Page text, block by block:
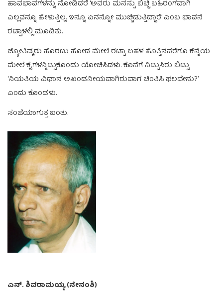
ಹಾವಭಾವಗಳನ್ನು ನೋಡಿದರೆ ‘ಅವರು ಮನಸ್ಸು ಬಿಚ್ಚಿ ಬಹಿರಂಗವಾಗಿ
ಎಲ್ಲವನ್ನೂ ಹೇಳುತ್ತಿಲ್ಲ. ಇನ್ನೂ ಏನನ್ನೋ ಮುಚ್ಚಿಡುತ್ತಿದ್ದಾರೆ’ ಎಂಬ ಭಾವನೆ
ರಟ್ಟಾಳಲ್ಲಿ ಮೂಡಿತು.
ಜ್ಯೋತಿಷ್ಕರು ಹೊರಟು ಹೋದ ಮೇಲೆ ರಟ್ಟಾ ಬಹಳ ಹೊತ್ತಿನವರೆಗೂ ಕೆನ್ನೆಯ
ಮೇಲೆ ಕೈಗಳನ್ನಿಟ್ಟುಕೊಂಡು ಯೋಚಿಸಿದಳು. ಕೊನೆಗೆ ನಿಟ್ಟುಸಿರು ಬಿಟ್ಟು
‘ನಿಯತಿಯ ವಿಧಾನ ಅಖಂಡನೀಯವಾಗಿರುವಾಗ ಚಿಂತಿಸಿ ಫಲವೇನು?’
ಎಂದು ಕೊಂಡಳು.
ಸಂಜೆಯಾಗುತ್ತ ಬಂತು.
ಎನ್. ಶಿವರಾಮಯ್ಯ (ನೇನಂಶಿ)